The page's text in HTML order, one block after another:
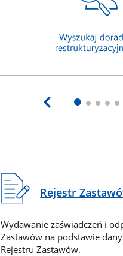
Rejestr
Wydawanie zaświadczeń i
Zastawów na podstawie
Rejestru Zastawów.